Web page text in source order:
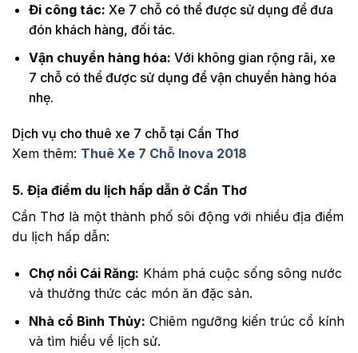
Đi công tác: Xe 7 chỗ có thể được sử dụng để đưa
đón khách hàng, đối tác.
Vận chuyển hàng hóa: Với không gian rộng rãi, xe
7 chỗ có thể được sử dụng để vận chuyển hàng hóa
nhẹ.
Dịch vụ cho thuê xe 7 chỗ tại Cần Thơ
Xem thêm: Thuê Xe 7 Chỗ Inova 2018
5. Địa điểm du lịch hấp dẫn ở Cần Thơ
Cần Thơ là một thành phố sôi động với nhiều địa điểm
du lịch hấp dẫn:
Chợ nổi Cái Răng: Khám phá cuộc sống sông nước
và thưởng thức các món ăn đặc sản.
Nhà cổ Bình Thủy: Chiêm ngưỡng kiến trúc cổ kính
và tìm hiểu về lịch sử.